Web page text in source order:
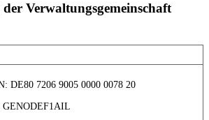
Verwaltungsgemeinschaft
DE80 7206 9005 0000 0078 20
GENODEF1AIL